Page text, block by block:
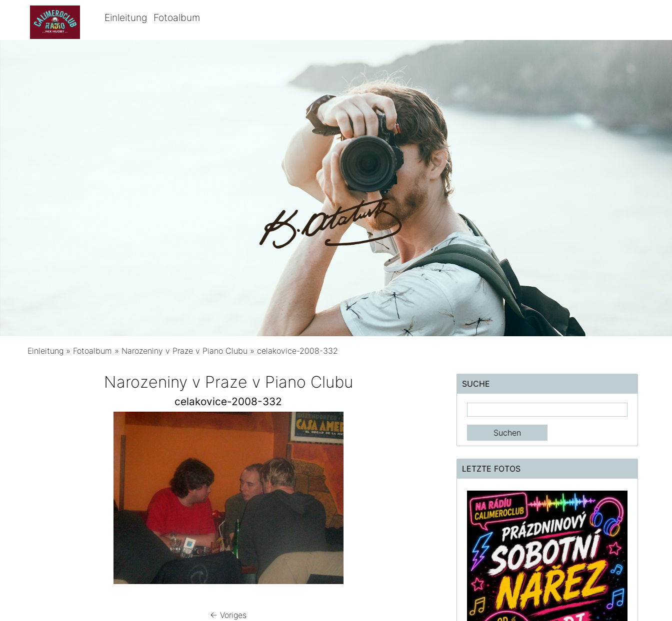
Einleitung Fotoalbum
Einleitung » Fotoalbum » Narozeniny v Praze v Piano Clubu » celakovice-2008-332
Narozeniny v Praze v Piano Clubu
celakovice-2008-332
← Voriges
SUCHE
LETZTE FOTOS